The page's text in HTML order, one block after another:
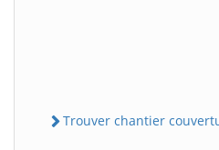
Trouver chantier